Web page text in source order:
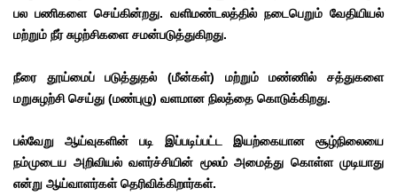
பல பணிகளை செய்கின்றது. வளிமண்டலத்தில் நடைபெறும் வேதியியல்
மற்றும் நீர் சுழற்சிகளை சமன்படுத்துகிறது.
நீரை தூய்மைப் படுத்துதல் (மீன்கள்) மற்றும் மண்ணில் சத்துகளை
மறுசுழற்சி செய்து (மண்புழு) வளமான நிலத்தை கொடுக்கிறது.
பல்வேறு ஆய்வுகளின் படி இப்படிப்பட்ட இயற்கையான சூழ்நிலையை
நம்முடைய அறிவியல் வளர்ச்சியின் மூலம் அமைத்து கொள்ள முடியாது
என்று ஆய்வாளர்கள் தெரிவிக்கிறார்கள்.